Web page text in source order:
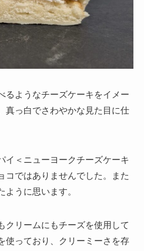
るようなチーズケーキをイメー
真っ白でさわやかな見た目に仕
イ＜ニューヨークチーズケーキ
コではありませんでした。また
うに思います。
クリームにもチーズを使用して
使っており、クリーミーさを存